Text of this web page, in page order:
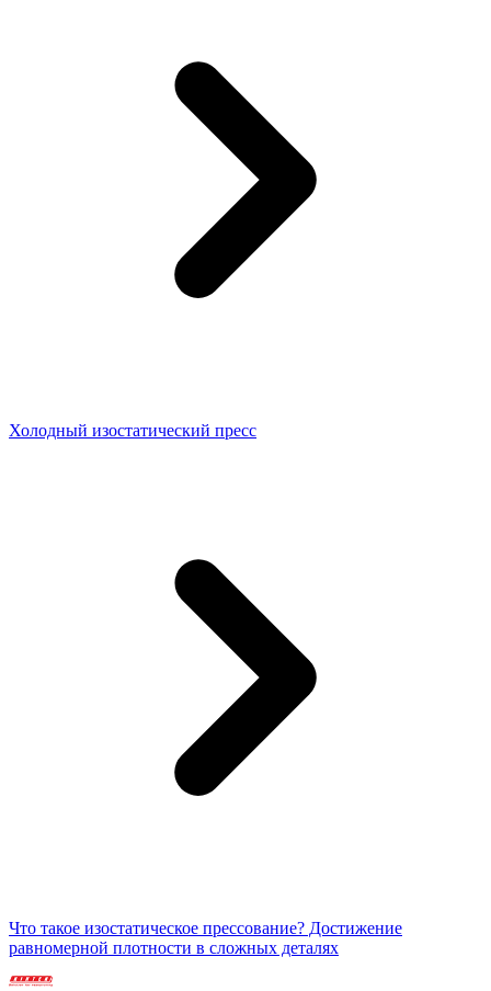
Холодный изостатический пресс
Что такое изостатическое прессование? Достижение
равномерной плотности в сложных деталях